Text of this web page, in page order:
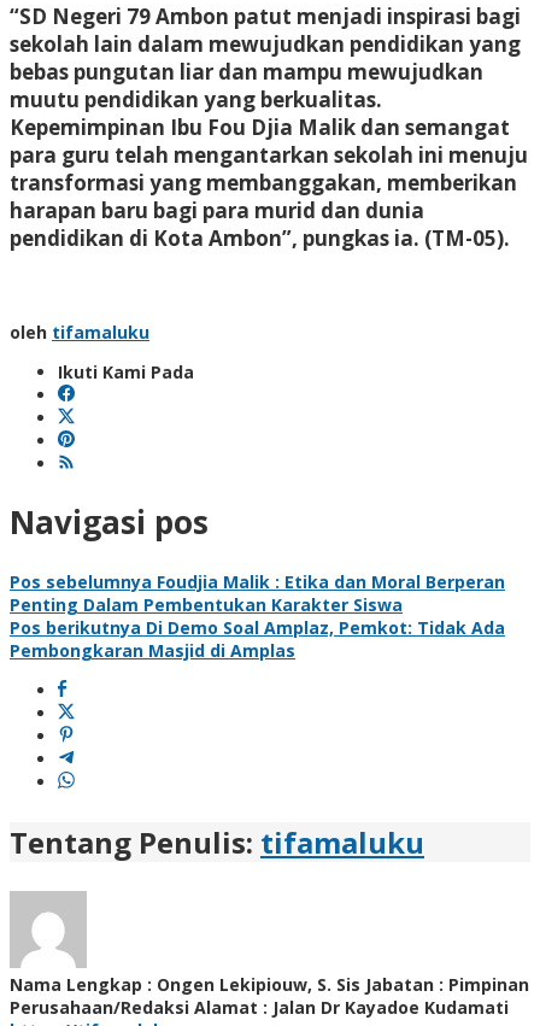
“SD Negeri 79 Ambon patut menjadi inspirasi bagi
sekolah lain dalam mewujudkan pendidikan yang
bebas pungutan liar dan mampu mewujudkan
muutu pendidikan yang berkualitas.
Kepemimpinan Ibu Fou Djia Malik dan semangat
para guru telah mengantarkan sekolah ini menuju
transformasi yang membanggakan, memberikan
harapan baru bagi para murid dan dunia
pendidikan di Kota Ambon”, pungkas ia. (TM-05).
oleh tifamaluku
Ikuti Kami Pada
Navigasi pos
Pos sebelumnya Foudjia Malik : Etika dan Moral Berperan
Penting Dalam Pembentukan Karakter Siswa
Pos berikutnya Di Demo Soal Amplaz, Pemkot: Tidak Ada
Pembongkaran Masjid di Amplas
Tentang Penulis: tifamaluku
Nama Lengkap : Ongen Lekipiouw, S. Sis Jabatan : Pimpinan
Perusahaan/Redaksi Alamat : Jalan Dr Kayadoe Kudamati